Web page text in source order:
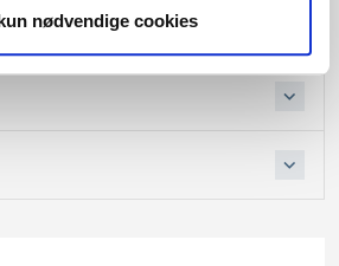
nødvendige cookies